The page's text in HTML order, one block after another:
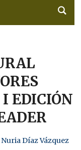
EDICIÓN
Díaz Vázquez